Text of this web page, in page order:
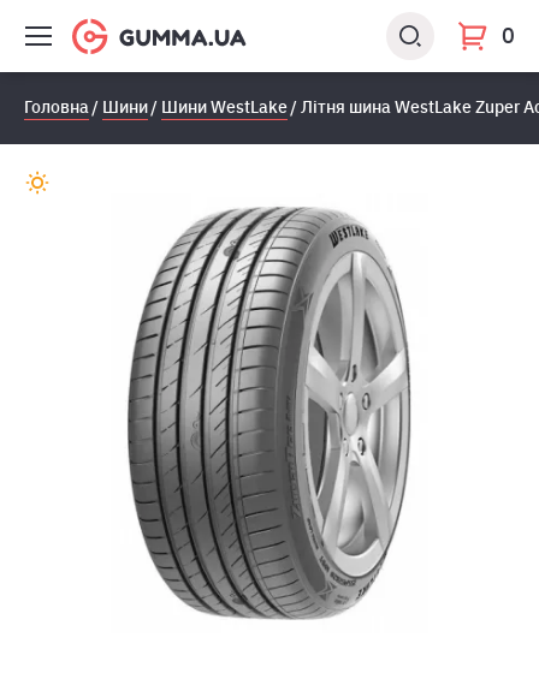
0
Головна Шини Шини WestLake Лiтня шина WestLake Zuper